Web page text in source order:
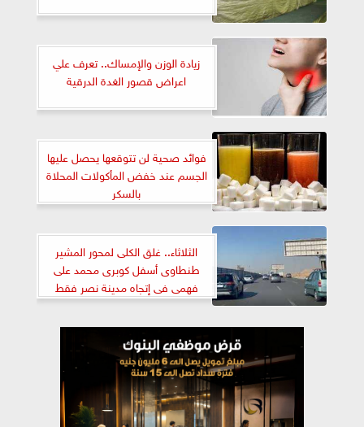
زيادة الوزن والإمساك.. تعرف علي
اعراض قصور الغدة الدرقية
فوائد صحية لن تتوقعها يحصل عليها
الجسم عند خفض المأكولات المحلاة
بالسكر
الثلاثاء.. غلق الكلى لمحور المشير
طنطاوى أسفل كوبرى محمد على
فهمى فى إتجاه مدينة نصر فقط